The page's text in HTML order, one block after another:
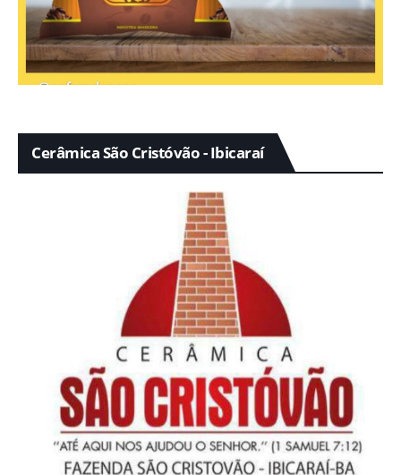
Cerâmica São Cristóvão - Ibicaraí